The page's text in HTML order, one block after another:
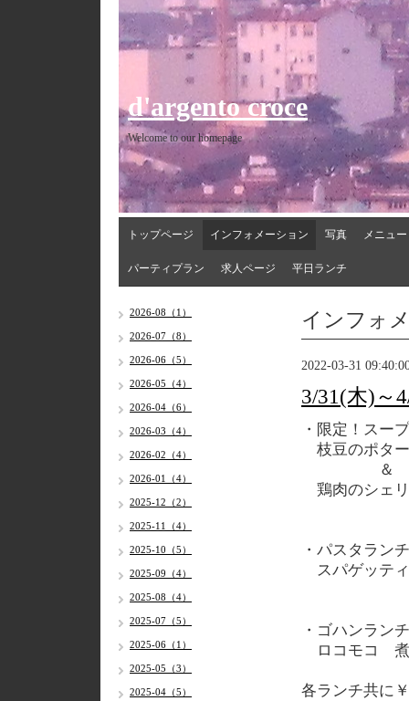
d'argento croce
Welcome to our homepage
トップページ インフォメーション 写真 メニュー
パーティプラン 求人ページ 平日ランチ
インフォ
2022-03-31
3/31(木)～
・限定！スー
枝豆のポタ
＆
鶏肉のシェ
・パスタランチ
スパゲッテ
・ゴハンランチ
ロコモコ 煮
各ランチ共に
2026-08（1）
2026-07（8）
2026-06（5）
2026-05（4）
2026-04（6）
2026-03（4）
2026-02（4）
2026-01（4）
2025-12（2）
2025-11（4）
2025-10（5）
2025-09（4）
2025-08（4）
2025-07（5）
2025-06（1）
2025-05（3）
2025-04（5）